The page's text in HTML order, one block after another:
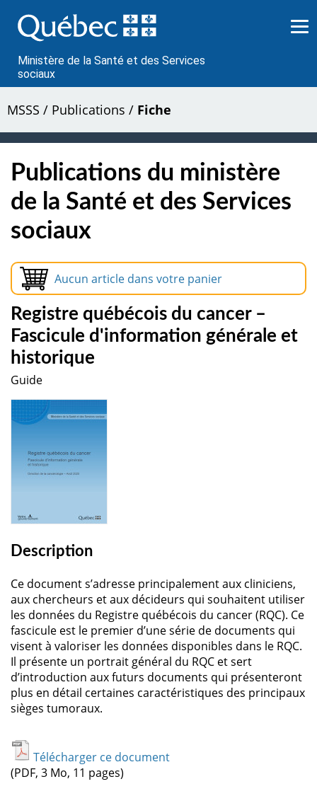
au
contenu
Ministère de la Santé et des Services
sociaux
MSSS / Publications / Fiche
Publications du ministère
de la Santé et des Services
sociaux
Aucun article dans votre panier
Registre québécois du cancer –
Fascicule d'information générale et
historique
Guide
Description
Ce document s’adresse principalement aux cliniciens,
aux chercheurs et aux décideurs qui souhaitent utiliser
les données du Registre québécois du cancer (RQC). Ce
fascicule est le premier d’une série de documents qui
visent à valoriser les données disponibles dans le RQC.
Il présente un portrait général du RQC et sert
d’introduction aux futurs documents qui présenteront
plus en détail certaines caractéristiques des principaux
sièges tumoraux.
Télécharger ce document
(PDF, 3 Mo, 11 pages)